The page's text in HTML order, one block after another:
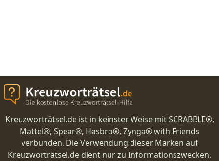
Kreuzworträtsel.de ist in keinster Weise mit SCRABBLE®,
Mattel®, Spear®, Hasbro®, Zynga® with Friends
verbunden. Die Verwendung dieser Marken auf
Kreuzworträtsel.de dient nur zu Informationszwecken.